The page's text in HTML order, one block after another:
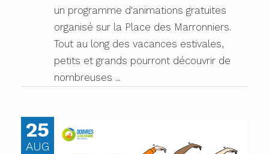
un programme d'animations gratuites
organisé sur la Place des Marronniers.
Tout au long des vacances estivales,
petits et grands pourront découvrir de
nombreuses ...
25
AUG